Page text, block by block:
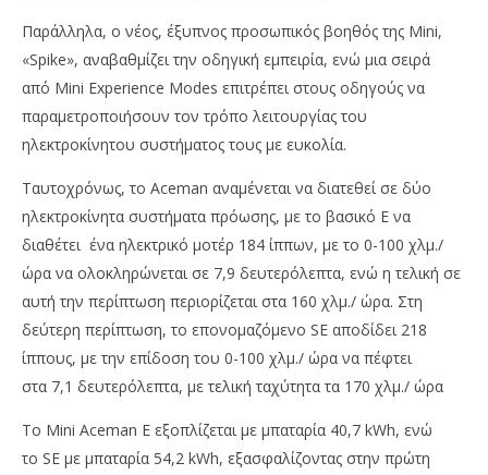
Παράλληλα, ο νέος, έξυπνος προσωπικός βοηθός της Mini,
«Spike», αναβαθμίζει την οδηγική εμπειρία, ενώ μια σειρά
από Mini Experience Modes επιτρέπει στους οδηγούς να
παραμετροποιήσουν τον τρόπο λειτουργίας του
ηλεκτροκίνητου συστήματος τους με ευκολία.
Ταυτοχρόνως, το Aceman αναμένεται να διατεθεί σε δύο
ηλεκτροκίνητα συστήματα πρόωσης, με το βασικό E να
διαθέτει ένα ηλεκτρικό μοτέρ 184 ίππων, με το 0-100 χλμ./
ώρα να ολοκληρώνεται σε 7,9 δευτερόλεπτα, ενώ η τελική σε
αυτή την περίπτωση περιορίζεται στα 160 χλμ./ ώρα. Στη
δεύτερη περίπτωση, το επονομαζόμενο SE αποδίδει 218
ίππους, με την επίδοση του 0-100 χλμ./ ώρα να πέφτει
στα 7,1 δευτερόλεπτα, με τελική ταχύτητα τα 170 χλμ./ ώρα
Το Mini Aceman E εξοπλίζεται με μπαταρία 40,7 kWh, ενώ
το SE με μπαταρία 54,2 kWh, εξασφαλίζοντας στην πρώτη